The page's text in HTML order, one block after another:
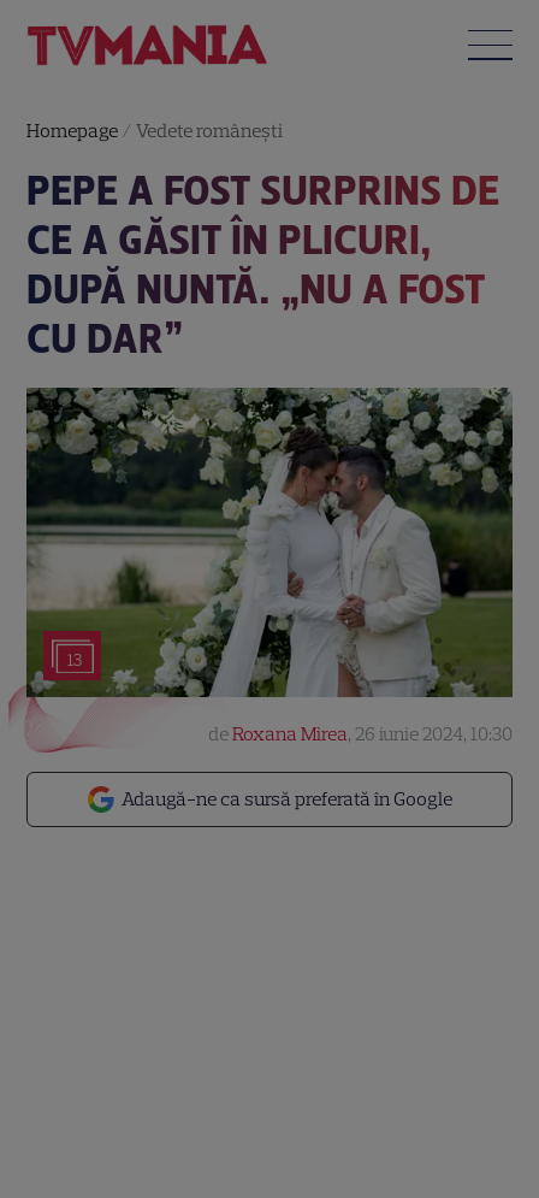
Homepage /Vedete româneşti
PEPE A FOST SURPRINS DE
CE A GĂSIT ÎN PLICURI,
DUPĂ NUNTĂ. „NU A FOST
CU DAR”
13
Adaugă-ne ca sursă preferată în Google
deRoxana Mirea, 26 iunie 2024, 10:30